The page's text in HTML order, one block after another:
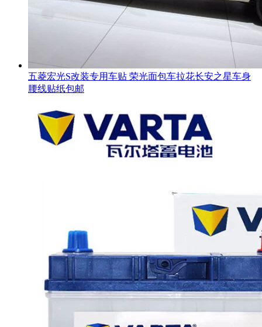
五菱宏光S改装专用车贴 荣光面包车拉花长安之星车身
腰线贴纸包邮